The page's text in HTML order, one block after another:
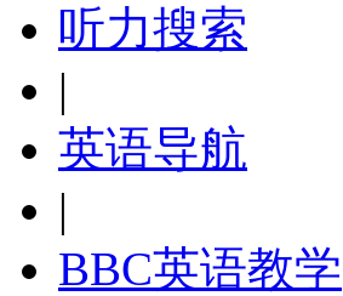
听力搜索
|
英语导航
|
BBC英语教学